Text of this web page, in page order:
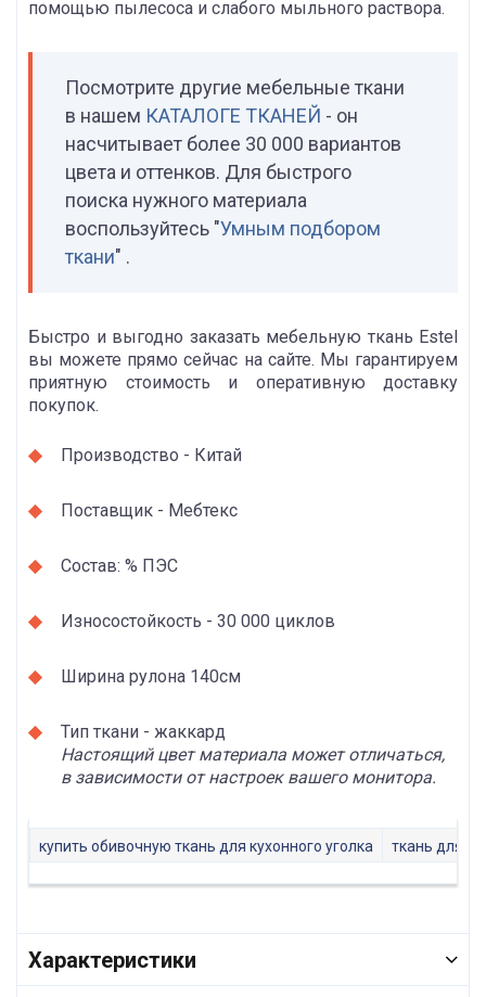
помощью пылесоса и слабого мыльного раствора.
Посмотрите другие мебельные ткани
в нашем КАТАЛОГЕ ТКАНЕЙ - он
насчитывает более 30 000 вариантов
цвета и оттенков. Для быстрого
поиска нужного материала
воспользуйтесь "Умным подбором
ткани" .
Быстро и выгодно заказать мебельную ткань Estel
вы можете прямо сейчас на сайте. Мы гарантируем
приятную стоимость и оперативную доставку
покупок.
Производство - Китай
Поставщик - Мебтекс
Состав: % ПЭС
Износостойкость - 30 000 циклов
Ширина рулона 140см
Тип ткани - жаккард
Настоящий цвет материала может отличаться,
в зависимости от настроек вашего монитора.
купить обивочную ткань для кухонного уголка ткань для
Характеристики